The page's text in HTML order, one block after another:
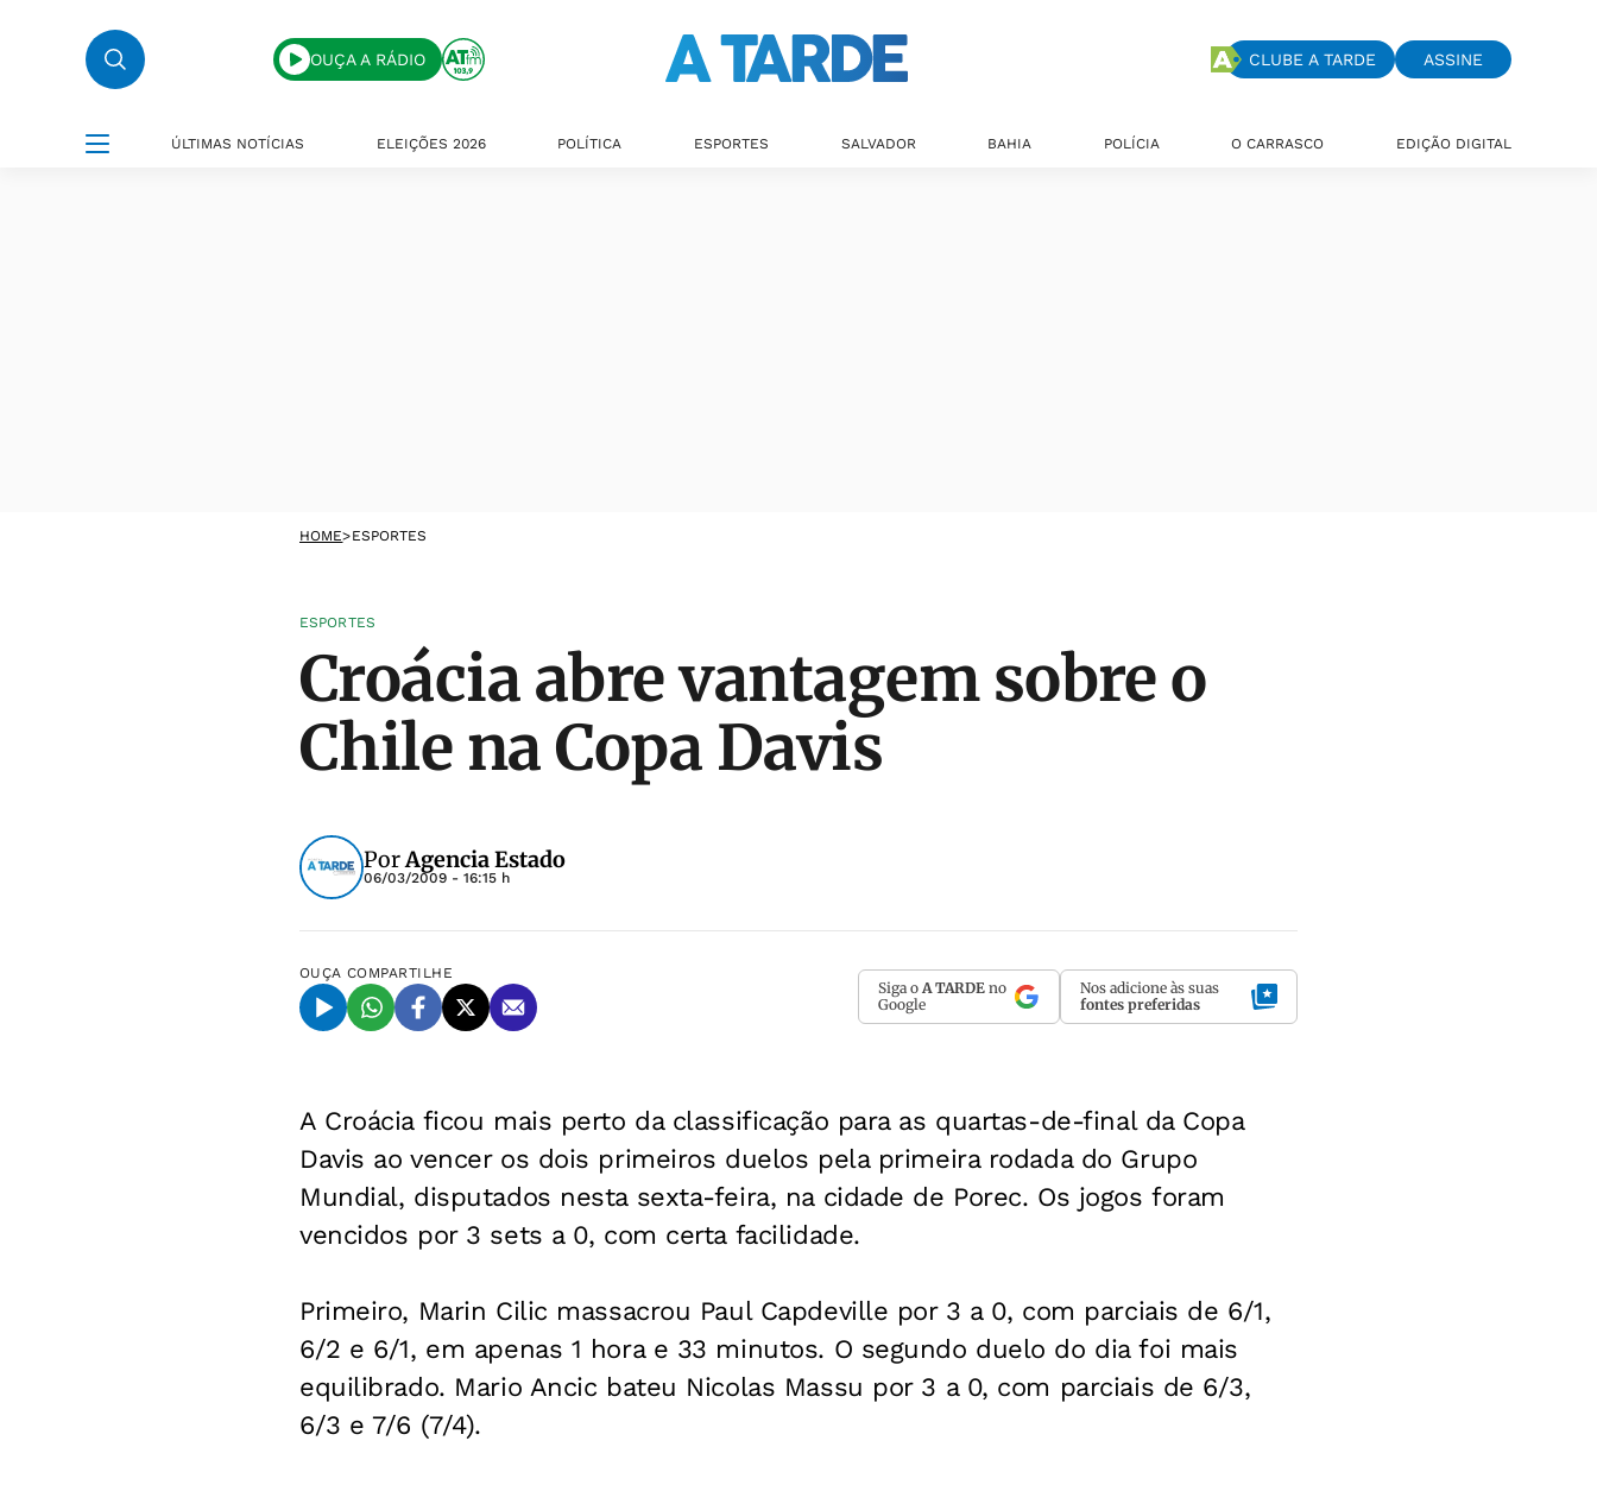
OUÇA A RÁDIO CLUBE A TARDE ASSINE
ÚLTIMAS NOTÍCIAS ELEIÇÕES 2026 POLÍTICA ESPORTES SALVADOR BAHIA POLÍCIA O CARRASCO EDIÇÃO DIGITAL
HOME>ESPORTES
ESPORTES
Croácia abre vantagem sobre o
Chile na Copa Davis
PorAgencia Estado
06/03/2009 - 16:15 h
OUÇA COMPARTILHE
Siga o A TARDE no
Google
Nos adicione às suas
fontes preferidas
A Croácia ficou mais perto da classificação para as quartas-de-final da Copa
Davis ao vencer os dois primeiros duelos pela primeira rodada do Grupo
Mundial, disputados nesta sexta-feira, na cidade de Porec. Os jogos foram
vencidos por 3 sets a 0, com certa facilidade.
Primeiro, Marin Cilic massacrou Paul Capdeville por 3 a 0, com parciais de 6/1,
6/2 e 6/1, em apenas 1 hora e 33 minutos. O segundo duelo do dia foi mais
equilibrado. Mario Ancic bateu Nicolas Massu por 3 a 0, com parciais de 6/3,
6/3 e 7/6 (7/4).